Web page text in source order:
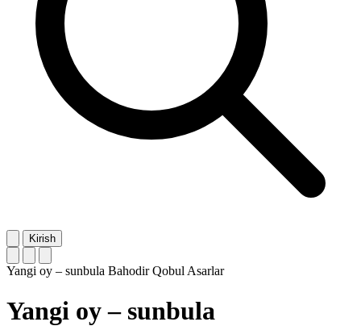
Kirish
Yangi oy – sunbula Bahodir QobulAsarlar
Yangi oy – sunbula